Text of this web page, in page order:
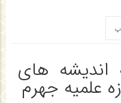
پ
اندیشه های
علمیه جهرم